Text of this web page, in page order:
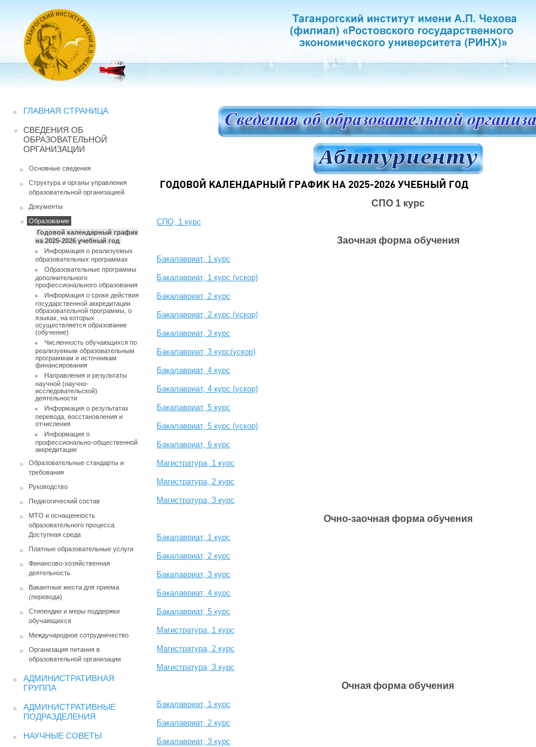
ГЛАВНАЯ СТРАНИЦА
СВЕДЕНИЯ ОБ
ОБРАЗОВАТЕЛЬНОЙ
ОРГАНИЗАЦИИ
Основные сведения
Структура и органы управления
образовательной организацией
Документы
Образование
Годовой календарный график
на 2025-2026 учебный год
Информация о реализуемых
образовательных программах
Образовательные программы
дополнительного
профессионального образования
Информация о сроке действия
государственной аккредитации
образовательной программы, о
языках, на которых
осуществляется образование
(обучение)
Численность обучающихся по
реализуемым образовательным
программам и источникам
финансирования
Направления и результаты
научной (научно-
исследовательской)
деятельности
Информация о результатах
перевода, восстановления и
отчисления
Информация о
профессионально-общественной
аккредитации
Образовательные стандарты и
требования
Руководство
Педагогический состав
МТО и оснащенность
образовательного процесса.
Доступная среда
Платные образовательные услуги
Финансово-хозяйственная
деятельность
Вакантные места для приема
(перевода)
Стипендии и меры поддержки
обучающихся
Международное сотрудничество
Организация питания в
образовательной организации
АДМИНИСТРАТИВНАЯ
ГРУППА
АДМИНИСТРАТИВНЫЕ
ПОДРАЗДЕЛЕНИЯ
НАУЧНЫЕ СОВЕТЫ
ГОДОВОЙ КАЛЕНДАРНЫЙ ГРАФИК НА 2025-2026 УЧЕБНЫЙ ГОД
СПО 1 курс
СПО, 1 курс
Заочная форма обучения
Бакалавриат, 1 курс
Бакалавриат, 1 курс (ускор)
Бакалавриат, 2 курс
Бакалавриат, 2 курс (ускор)
Бакалавриат, 3 курс
Бакалавриат, 3 курс(ускор)
Бакалавриат, 4 курс
Бакалавриат, 4 курс (ускор)
Бакалавриат, 5 курс
Бакалавриат, 5 курc (ускор)
Бакалавриат, 6 курс
Магистратура, 1 курс
Магистратура, 2 курс
Магистратура, 3 курс
Очно-заочная форма обучения
Бакалавриат, 1 курс
Бакалавриат, 2 курс
Бакалавриат, 3 курс
Бакалавриат, 4 курс
Бакалавриат, 5 курс
Магистратура, 1 курс
Магистратура, 2 курс
Магистратура, 3 курс
Очная форма обучения
Бакалавриат, 1 курс
Бакалавриат, 2 курс
Бакалавриат, 3 курс